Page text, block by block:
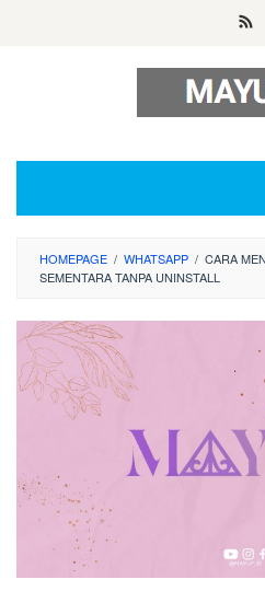
HOMEPAGE / WHATSAPP / CARA
SEMENTARA TANPA UNINSTALL